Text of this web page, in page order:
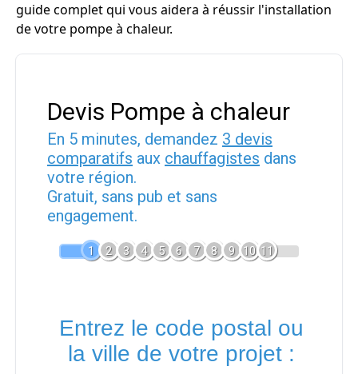
guide complet qui vous aidera à réussir l'installation
de votre pompe à chaleur.
Devis Pompe à chaleur
En 5 minutes, demandez 3 devis
comparatifs aux chauffagistes dans
votre région.
Gratuit, sans pub et sans
engagement.
1 2 3 4 5 6 7 8 9 10 11
Entrez le code postal ou
la ville de votre projet :